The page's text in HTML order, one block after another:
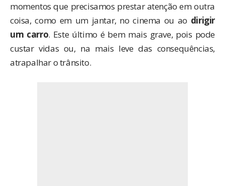
momentos que precisamos prestar atenção em outra
coisa, como em um jantar, no cinema ou ao dirigir
um carro. Este último é bem mais grave, pois pode
custar vidas ou, na mais leve das consequências,
atrapalhar o trânsito.